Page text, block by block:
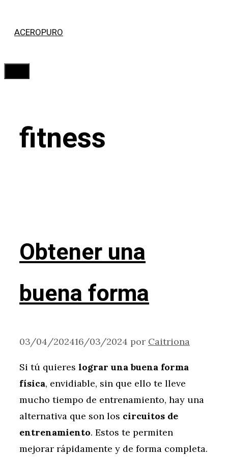
ACEROPURO
fitness
Obtener una
buena forma
03/04/202416/03/2024 por Caitriona
Si tú quieres lograr una buena forma
física, envidiable, sin que ello te lleve
mucho tiempo de entrenamiento, hay una
alternativa que son los circuitos de
entrenamiento. Estos te permiten
mejorar rápidamente y de forma completa.